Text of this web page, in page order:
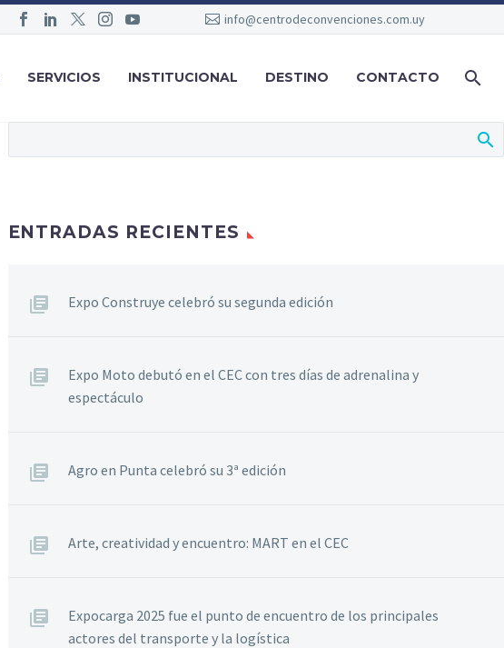
info@centrodeconvenciones.com.uy
SERVICIOS INSTITUCIONAL DESTINO CONTACTO
ENTRADAS RECIENTES
Expo Construye celebró su segunda edición
Expo Moto debutó en el CEC con tres días de adrenalina y
espectáculo
Agro en Punta celebró su 3ª edición
Arte, creatividad y encuentro: MART en el CEC
Expocarga 2025 fue el punto de encuentro de los principales
actores del transporte y la logística